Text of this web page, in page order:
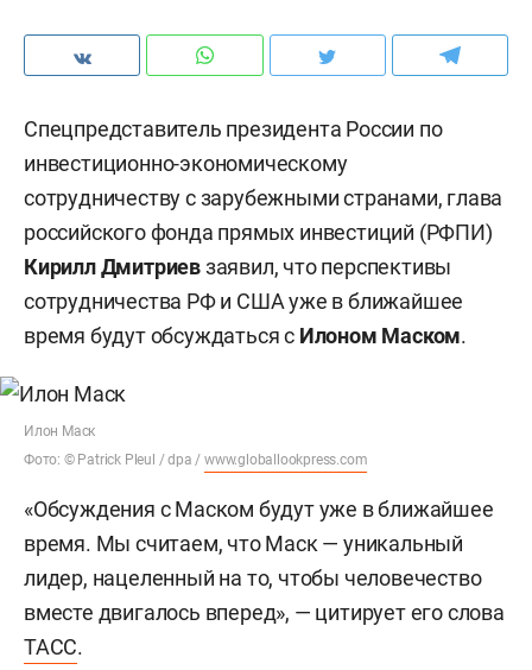
Спецпредставитель президента России по
инвестиционно-экономическому
сотрудничеству с зарубежными странами, глава
российского фонда прямых инвестиций (РФПИ)
Кирилл Дмитриевзаявил, что перспективы
сотрудничества РФ и США уже в ближайшее
время будут обсуждаться с Илоном Маском.
Илон Маск
Фото: © Patrick Pleul / dpa /www.globallookpress.com
«Обсуждения с Маском будут уже в ближайшее
время. Мы считаем, что Маск — уникальный
лидер, нацеленный на то, чтобы человечество
вместе двигалось вперед», — цитирует его слова
ТАСС.